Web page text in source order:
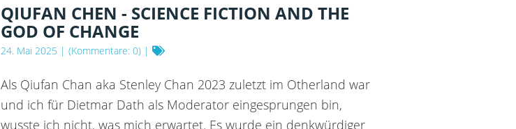
QIUFAN CHEN - SCIENCE FICTION AND THE
GOD OF CHANGE
24. Mai 2025 | (Kommentare: 0) |
Als Qiufan Chan aka Stenley Chan 2023 zuletzt im Otherland war
und ich für Dietmar Dath als Moderator eingesprungen bin,
wusste ich nicht, was mich erwartet. Es wurde ein denkwürdiger